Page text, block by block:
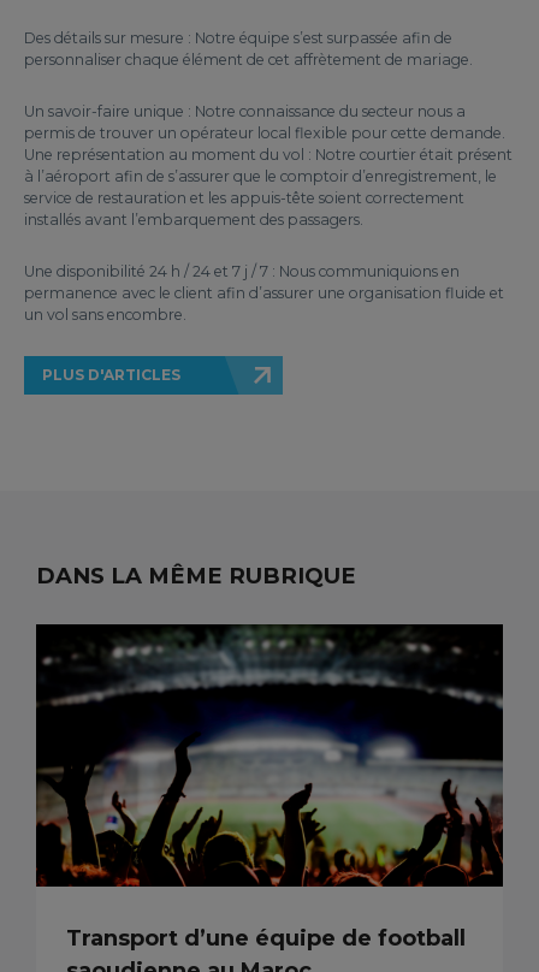
Des détails sur mesure : Notre équipe s’est surpassée afin de
personnaliser chaque élément de cet affrètement de mariage.
Un savoir-faire unique : Notre connaissance du secteur nous a
permis de trouver un opérateur local flexible pour cette demande.
Une représentation au moment du vol : Notre courtier était présent
à l’aéroport afin de s’assurer que le comptoir d’enregistrement, le
service de restauration et les appuis-tête soient correctement
installés avant l’embarquement des passagers.
Une disponibilité 24 h / 24 et 7 j / 7 : Nous communiquions en
permanence avec le client afin d’assurer une organisation fluide et
un vol sans encombre.
PLUS D'ARTICLES
DANS LA MÊME RUBRIQUE
Transport d’une équipe de football